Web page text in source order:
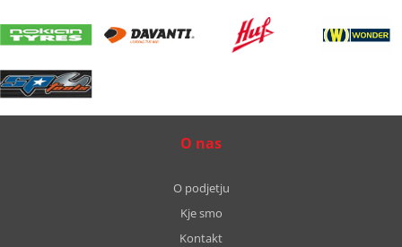
O nas
O podjetju
Kje smo
Kontakt